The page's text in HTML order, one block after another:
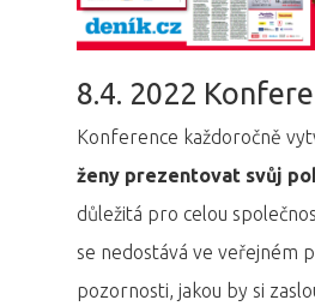
8.4. 2022
Konference každoročně
ženy prezentovat svůj
důležitá pro celou
se nedostává ve veřejném
pozornosti, jakou by si